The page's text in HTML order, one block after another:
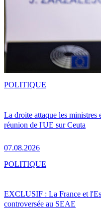
La droite attaque les ministres
réunion de l'UE sur Ceuta
07.08.2026
POLITIQUE
EXCLUSIF : La France et
controversée au SEAE
POLITIQUE